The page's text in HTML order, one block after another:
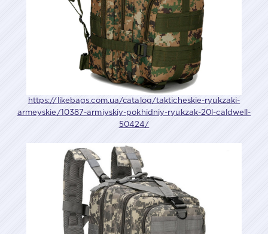
https://likebags.com.ua/catalog/takticheskie-ryukzaki-
armeyskie/10387-armiyskiy-pokhidniy-ryukzak-20l-caldwell-
50424/